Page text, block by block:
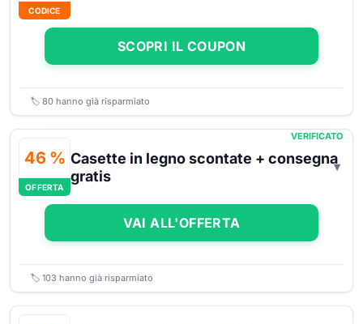
CODICE
SCOPRI IL COUPON
🏷️ 80 hanno già risparmiato
46 %
OFFERTA
VERIFICATO
Casette in legno scontate + consegna
gratis
VAI ALL'OFFERTA
🏷️ 103 hanno già risparmiato